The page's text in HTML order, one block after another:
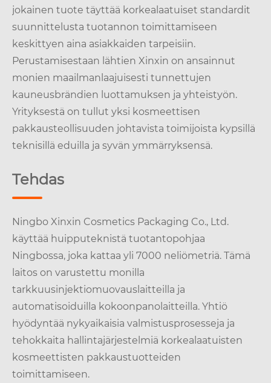
jokainen tuote täyttää korkealaatuiset standardit
suunnittelusta tuotannon toimittamiseen
keskittyen aina asiakkaiden tarpeisiin.
Perustamisestaan ​​lähtien Xinxin on ansainnut
monien maailmanlaajuisesti tunnettujen
kauneusbrändien luottamuksen ja yhteistyön.
Yrityksestä on tullut yksi kosmeettisen
pakkausteollisuuden johtavista toimijoista kypsillä
teknisillä eduilla ja syvän ymmärryksensä.
Tehdas
Ningbo Xinxin Cosmetics Packaging Co., Ltd.
käyttää huipputeknistä tuotantopohjaa
Ningbossa, joka kattaa yli 7000 neliömetriä. Tämä
laitos on varustettu monilla
tarkkuusinjektiomuovauslaitteilla ja
automatisoiduilla kokoonpanolaitteilla. Yhtiö
hyödyntää nykyaikaisia ​​valmistusprosesseja ja
tehokkaita hallintajärjestelmiä korkealaatuisten
kosmeettisten pakkaustuotteiden
toimittamiseen.